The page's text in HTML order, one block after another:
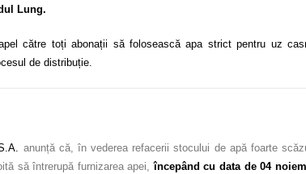
Lung.
către toți abonații să folosească apa strict pentru uz
de distribuție.
anunță că, în vederea refacerii stocului de apă foarte
să întrerupă furnizarea apei,începând cu data de 04